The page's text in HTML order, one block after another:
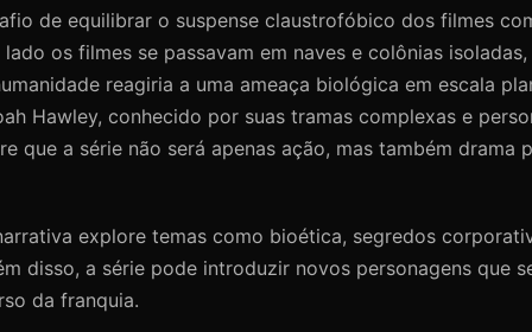
de equilibrar o suspense claustrofóbico dos filmes
os filmes se passavam em naves e colônias
reagiria a uma ameaça biológica em escala
Hawley, conhecido por suas tramas complexas e
que a série não será apenas ação, mas também drama
explore temas como bioética, segredos
disso, a série pode introduzir novos personagens que
da franquia.